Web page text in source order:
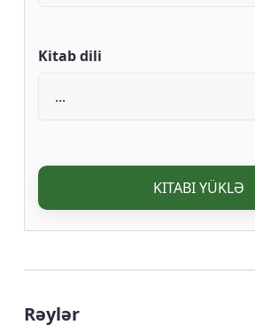
Kitab dili
KITABI YÜKLƏ
Rəylər